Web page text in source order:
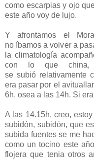
como escarpias y ojo
este año voy de lujo.
Y afrontamos el
no íbamos a volver a
la climatología
con lo que
se subió relativamente
era pasar por el
6h, osea a las 14h. Si
A las 14.15h, creo,
subidón, subidón, que
subida fuentes se me
como un tocino este
flojera que tenia otros